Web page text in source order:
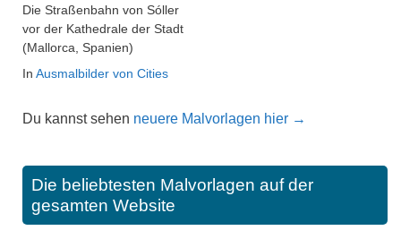
Die Straßenbahn von Sóller
vor der Kathedrale der Stadt
(Mallorca, Spanien)
In Ausmalbilder von Cities
Du kannst sehen neuere Malvorlagen hier →
Die beliebtesten Malvorlagen auf der
gesamten Website